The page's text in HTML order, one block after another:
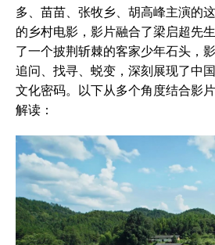
多、苗苗、张牧乡、胡高峰主演的
的乡村电影，影片融合了梁启超先
了一个披荆斩棘的客家少年石头，
追问、找寻、蜕变，深刻展现了中
文化密码。以下从多个角度结合影
解读：